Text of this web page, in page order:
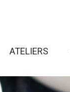
ATELIERS